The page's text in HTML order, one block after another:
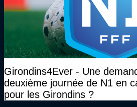
Girondins4Ever - Une
deuxième journée de N1 en
pour les Girondins ?